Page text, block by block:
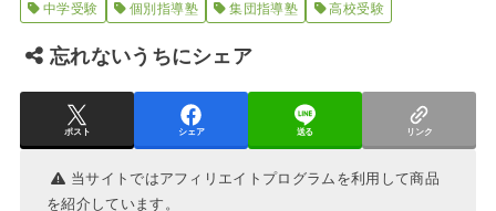
中学受験
個別指導塾 集団指導塾 高校受験
忘れないうちにシェア
ポスト シェア 送る リンク
当サイトではアフィリエイトプログラムを利用して商品
を紹介しています。